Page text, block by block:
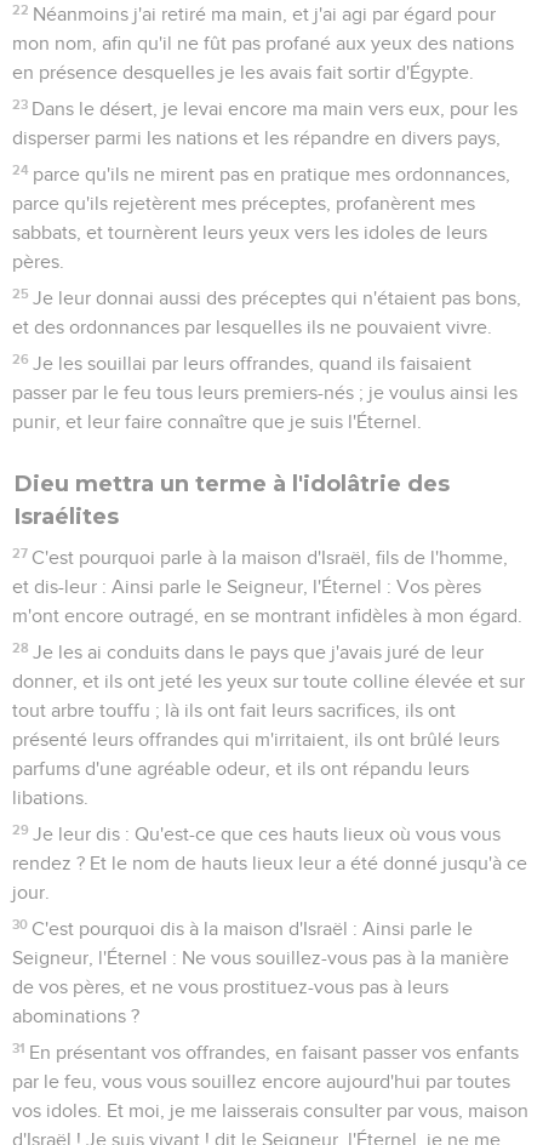
22 Néanmoins j'ai retiré ma main, et j'ai agi par égard pour
mon nom, afin qu'il ne fût pas profané aux yeux des nations
en présence desquelles je les avais fait sortir d'Égypte.
23 Dans le désert, je levai encore ma main vers eux, pour les
disperser parmi les nations et les répandre en divers pays,
24 parce qu'ils ne mirent pas en pratique mes ordonnances,
parce qu'ils rejetèrent mes préceptes, profanèrent mes
sabbats, et tournèrent leurs yeux vers les idoles de leurs
pères.
25 Je leur donnai aussi des préceptes qui n'étaient pas bons,
et des ordonnances par lesquelles ils ne pouvaient vivre.
26 Je les souillai par leurs offrandes, quand ils faisaient
passer par le feu tous leurs premiers-nés ; je voulus ainsi les
punir, et leur faire connaître que je suis l'Éternel.
Dieu mettra un terme à l'idolâtrie des
Israélites
27 C'est pourquoi parle à la maison d'Israël, fils de l'homme,
et dis-leur : Ainsi parle le Seigneur, l'Éternel : Vos pères
m'ont encore outragé, en se montrant infidèles à mon égard.
28 Je les ai conduits dans le pays que j'avais juré de leur
donner, et ils ont jeté les yeux sur toute colline élevée et sur
tout arbre touffu ; là ils ont fait leurs sacrifices, ils ont
présenté leurs offrandes qui m'irritaient, ils ont brûlé leurs
parfums d'une agréable odeur, et ils ont répandu leurs
libations.
29 Je leur dis : Qu'est-ce que ces hauts lieux où vous vous
rendez ? Et le nom de hauts lieux leur a été donné jusqu'à ce
jour.
30 C'est pourquoi dis à la maison d'Israël : Ainsi parle le
Seigneur, l'Éternel : Ne vous souillez-vous pas à la manière
de vos pères, et ne vous prostituez-vous pas à leurs
abominations ?
31 En présentant vos offrandes, en faisant passer vos enfants
par le feu, vous vous souillez encore aujourd'hui par toutes
vos idoles. Et moi, je me laisserais consulter par vous, maison
d'Israël ! Je suis vivant ! dit le Seigneur, l'Éternel, je ne me